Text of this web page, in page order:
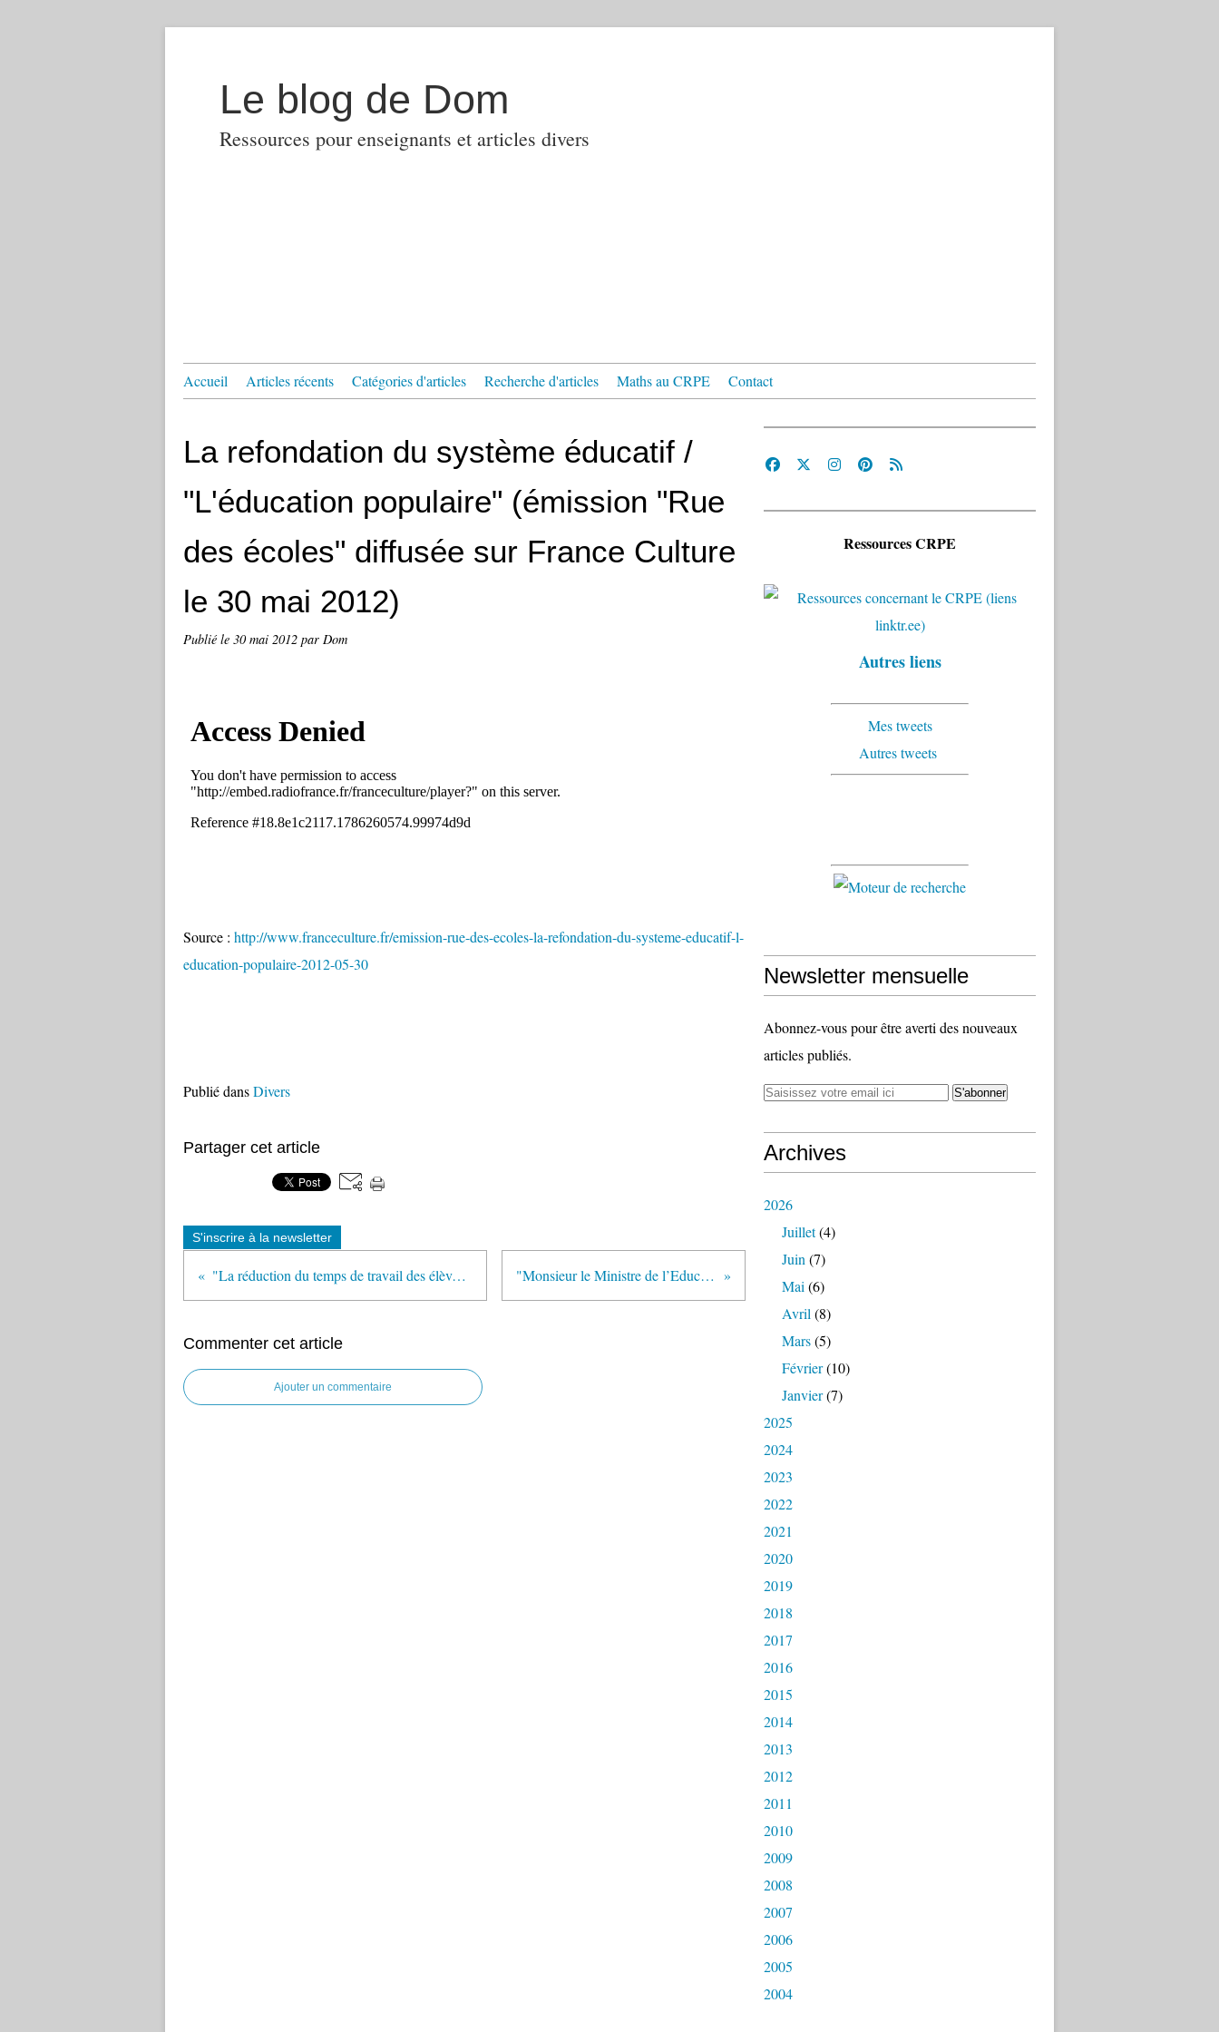
Le blog de Dom
Ressources pour enseignants et articles divers
Accueil Articles récents Catégories d'articles Recherche d'articles Maths au CRPE Contact
La refondation du système éducatif /
"L'éducation populaire" (émission "Rue
des écoles" diffusée sur France Culture
le 30 mai 2012)
Publié le 30 mai 2012 par Dom
Source : http://www.franceculture.fr/emission-rue-des-ecoles-la-refondation-du-systeme-educatif-l-
education-populaire-2012-05-30
Publié dansDivers
Partager cet article
S'inscrire à la newsletter
"La réduction du temps de travail des élèves est un formidable gâchis" (Antoire Prost - lemonde.fr) "Monsieur le Ministre de l’Education…" (Gabriel Cohn-Bendit liberation.fr)
Commenter cet article
Ajouter un commentaire
Ressources CRPE
Autres liens
Mes tweets
Autres tweets
Newsletter mensuelle
Abonnez-vous pour être averti des nouveaux
articles publiés.
Archives
2026
Juillet(4)
Juin (7)
Mai (6)
Avril (8)
Mars(5)
Février(10)
Janvier(7)
2025
2024
2023
2022
2021
2020
2019
2018
2017
2016
2015
2014
2013
2012
2011
2010
2009
2008
2007
2006
2005
2004